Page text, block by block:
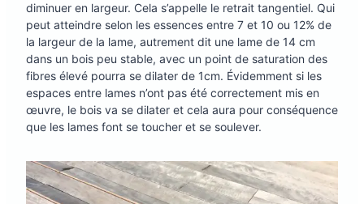
diminuer en largeur. Cela s’appelle le retrait tangentiel. Qui
peut atteindre selon les essences entre 7 et 10 ou 12% de
la largeur de la lame, autrement dit une lame de 14 cm
dans un bois peu stable, avec un point de saturation des
fibres élevé pourra se dilater de 1cm. Évidemment si les
espaces entre lames n’ont pas été correctement mis en
œuvre, le bois va se dilater et cela aura pour conséquence
que les lames font se toucher et se soulever.